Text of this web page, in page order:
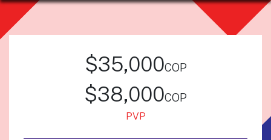
$35,000cop
$38,000cop
PVP